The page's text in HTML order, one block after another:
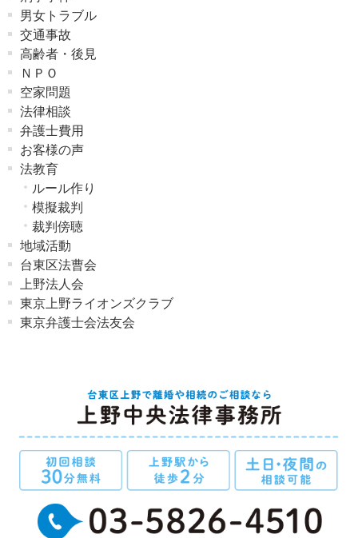
男女トラブル
交通事故
高齢者・後見
ＮＰＯ
空家問題
法律相談
弁護士費用
お客様の声
法教育
ルール作り
模擬裁判
裁判傍聴
地域活動
台東区法曹会
上野法人会
東京上野ライオンズクラブ
東京弁護士会法友会